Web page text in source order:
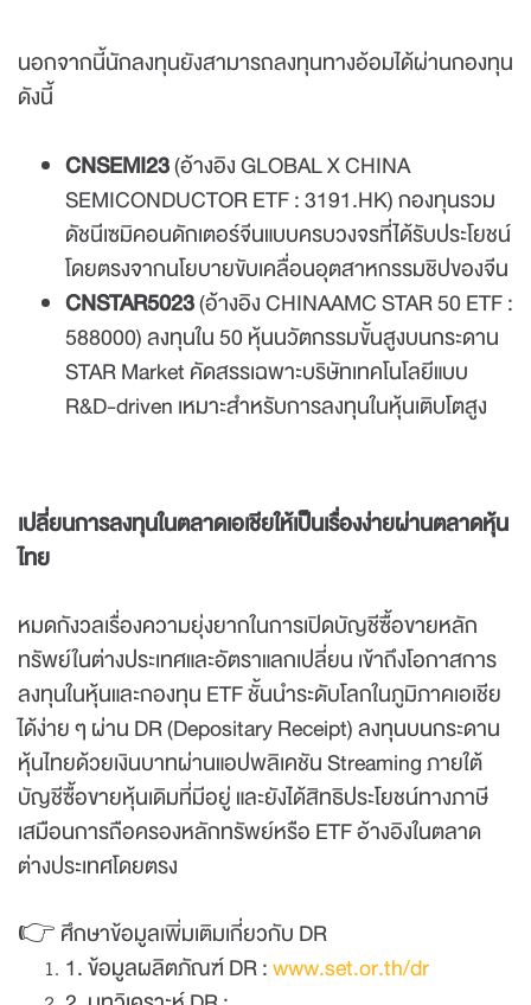
นอกจากนี้นักลงทุนยังสามารถลงทุนทางอ้อมได้ผ่านกองทุน
ดังนี้
CNSEMI23(อ้างอิง GLOBAL X CHINA
SEMICONDUCTOR ETF :3191.HK) กองทุนรวม
ดัชนีเซมิคอนดักเตอร์จีนแบบครบวงจรที่ได้รับประโยชน์
โดยตรงจากนโยบายขับเคลื่อนอุตสาหกรรมชิปของจีน
CNSTAR5023(อ้างอิง CHINAAMC STAR 50 ETF :
588000) ลงทุนใน 50 หุ้นนวัตกรรมขั้นสูงบนกระดาน
STAR Market คัดสรรเฉพาะบริษัทเทคโนโลยีแบบ
R&D-driven เหมาะสำหรับการลงทุนในหุ้นเติบโตสูง
เปลี่ยนการลงทุนในตลาดเอเชียให้เป็นเรื่องง่ายผ่านตลาดหุ้น
ไทย
หมดกังวลเรื่องความยุ่งยากในการเปิดบัญชีซื้อขายหลัก
ทรัพย์ในต่างประเทศและอัตราแลกเปลี่ยน เข้าถึงโอกาสการ
ลงทุนในหุ้นและกองทุน ETF ชั้นนำระดับโลกในภูมิภาคเอเชีย
ได้ง่าย ๆ ผ่าน DR (Depositary Receipt) ลงทุนบนกระดาน
หุ้นไทยด้วยเงินบาทผ่านแอปพลิเคชัน Streaming ภายใต้
บัญชีซื้อขายหุ้นเดิมที่มีอยู่ และยังได้สิทธิประโยชน์ทางภาษี
เสมือนการถือครองหลักทรัพย์หรือ ETF อ้างอิงในตลาด
ต่างประเทศโดยตรง
👉 ศึกษาข้อมูลเพิ่มเติมเกี่ยวกับ DR
1. ข้อมูลผลิตภัณฑ์ DR :www.set.or.th/dr